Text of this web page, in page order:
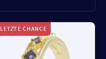
LETZTE CHANCE